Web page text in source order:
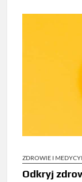
ZDROWIE I
Odkryj